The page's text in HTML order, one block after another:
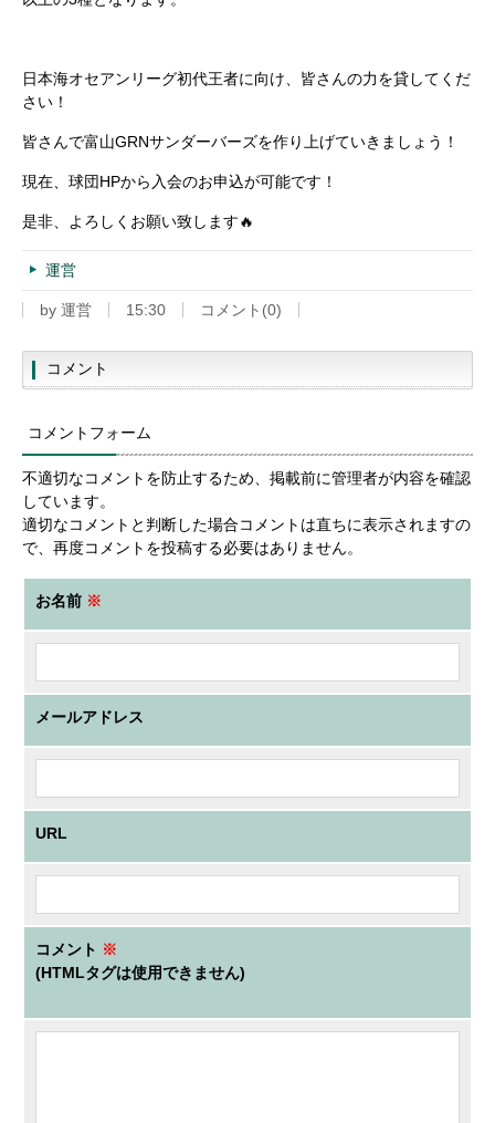
日本海オセアンリーグ初代王者に向け、皆さんの力を貸してくだ
さい！
皆さんで富山GRNサンダーバーズを作り上げていきましょう！
現在、球団HPから入会のお申込が可能です！
是非、よろしくお願い致します🔥
運営
by 運営 15:30 コメント(0)
コメント
コメントフォーム
不適切なコメントを防止するため、掲載前に管理者が内容を確認
しています。
適切なコメントと判断した場合コメントは直ちに表示されますの
で、再度コメントを投稿する必要はありません。
お名前 ※
メールアドレス
URL
コメント ※
(HTMLタグは使用できません)